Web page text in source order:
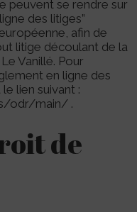
peuvent se rendre sur
des litiges”
afin de
litige découlant de la
Vanillé. Pour
en ligne des
lien suivant :
odr/main/ .
de